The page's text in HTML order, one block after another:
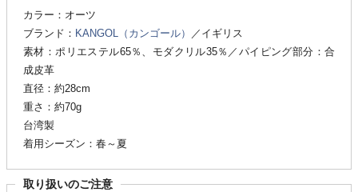
カラー：オーツ
ブランド： KANGOL（カンゴール）
／イギリス
素材：ポリエステル65％、モダクリル35％／パイピング部分：合
成皮革
直径：約28cm
重さ：約70g
台湾製
着用シーズン：春～夏
取り扱いのご注意